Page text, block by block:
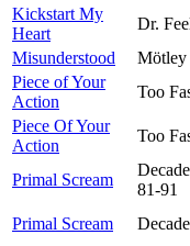
Kickstart My
Heart
Dr.
Misunderstood
Mötley
Piece of Your
Action
Too
Piece Of Your
Action
Too
Primal Scream
81-91
Primal Scream